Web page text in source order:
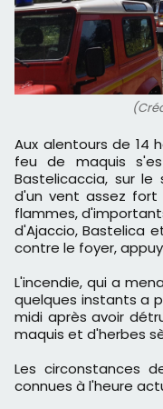
Aux alentours de 14 heures ce mercredi après-midi, un
feu de maquis
Bastelicaccia, sur le
d'un vent assez fort
flammes,
d'Ajaccio, Bastelica
contre le foyer,
L'incendie, qui a
quelques instants a
midi après avoir
maquis et d'herbes
Les circonstances
connues à l'heure